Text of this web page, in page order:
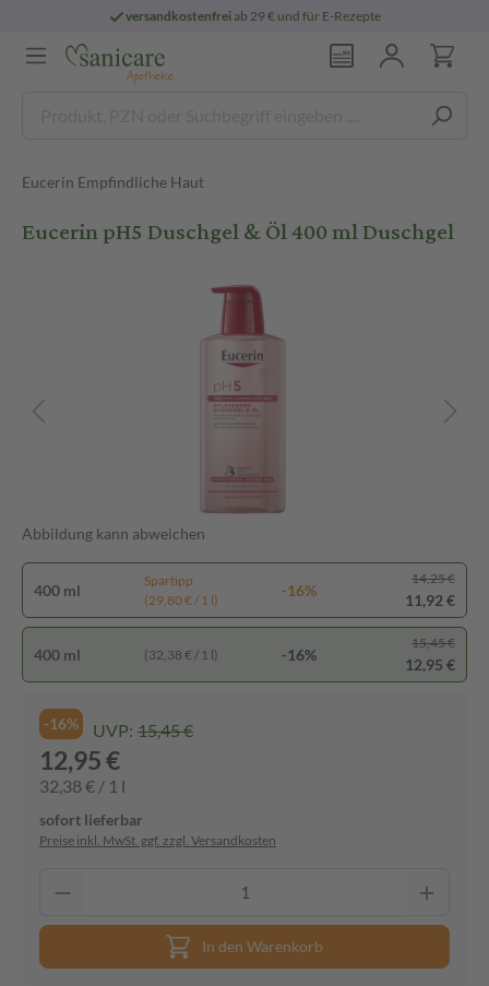
versandkostenfreiab 29 € und für E-Rezepte
Eucerin Empfindliche Haut
Eucerin pH5 Duschgel & Öl 400 ml Duschgel
Abbildung kann abweichen
400 ml
Spartipp
(29,80 € / 1 l)
-16%
14,25 €
11,92 €
400 ml (32,38 € / 1 l) -16%
15,45 €
12,95 €
-16% UVP: 15,45 €
12,95 €
32,38 € / 1 l
sofort lieferbar
Preise inkl. MwSt. ggf. zzgl. Versandkosten
In den Warenkorb